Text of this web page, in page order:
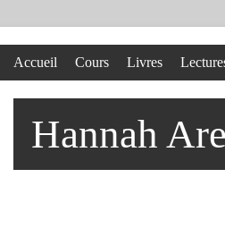
Hannah
Accueil Cours Livres